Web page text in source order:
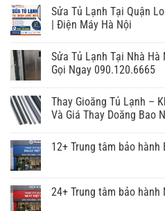
Sửa Tủ Lạnh Tại Quận
| Điện Máy Hà Nội
Sửa Tủ Lạnh Tại Nhà
Gọi Ngay 090.120.6665
Thay Gioăng Tủ Lạnh –
Và Giá Thay Doăng Bao
12+ Trung tâm bảo
24+ Trung tâm bảo